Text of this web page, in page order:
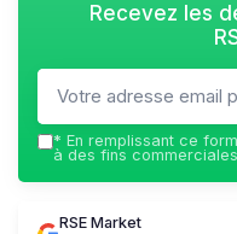
Recevez les
* En remplissant ce
à des fins
RSE Market